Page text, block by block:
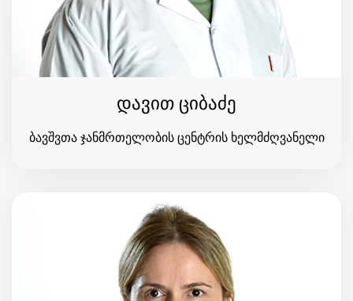
დავით ციბაძე
ბავშვთა ჯანმრთელობის ცენტრის ხელმძღვანელი